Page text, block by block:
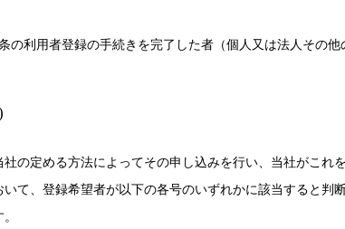
の利用者登録の手続きを完了した者（個人又は法人その他
の定める方法によってその申し込みを行い、当社がこれ
て、登録希望者が以下の各号のいずれかに該当すると